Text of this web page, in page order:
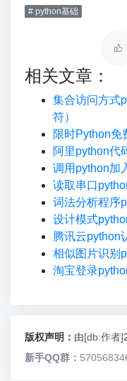
# python基础
相关文章：
集合访问方式
符）
限时Python免
阿里python代
调用python加
读取串口
词法分析程序
设计模式
腾讯云python
相似图片识别
淘宝登录
版权声明： 由[db:作者]
新手QQ群：